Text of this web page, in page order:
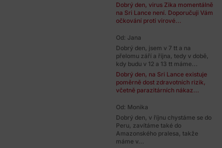
Dobrý den, virus Zika momentálně
na Sri Lance není. Doporučuji Vám
očkování proti virové...
Od: Jana
Dobrý den, jsem v 7 tt a na
přelomu září a října, tedy v době,
kdy budu v 12 a 13 tt máme...
Dobrý den, na Sri Lance existuje
poměrně dost zdravotních rizik,
včetně parazitárních nákaz...
Od: Monika
Dobrý den, v říjnu chystáme se do
Peru, zavítáme také do
Amazonského pralesa, takže
máme v...